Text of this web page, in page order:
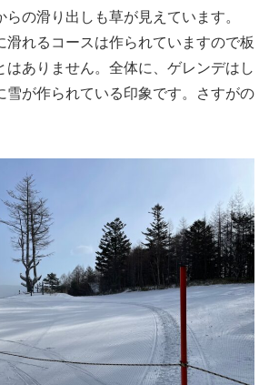
らの滑り出しも草が見えています。
滑れるコースは作られていますので板
はありません。全体に、ゲレンデはし
雪が作られている印象です。さすがの